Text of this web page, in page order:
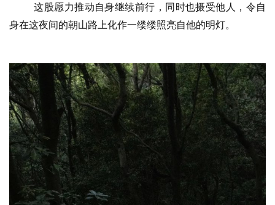
这股愿力推动自身继续前行，同时也摄受他人，令自
身在这夜间的朝山路上化作一缕缕照亮自他的明灯。